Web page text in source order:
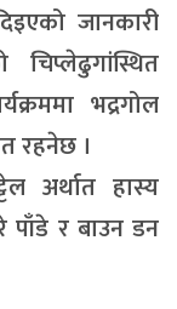
जानकारी
भद्रगोल
रहनेछ ।
अर्थात हास्य
पाँडे र बाउन डन